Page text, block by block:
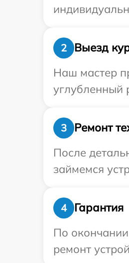
2
Выезд
Наш мастер
углубленный
3
Ремонт
После
займемся
4
Гарантия
По
ремонт